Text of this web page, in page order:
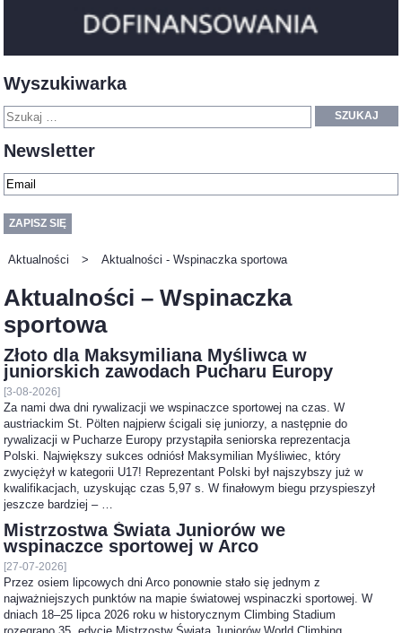
Wyszukiwarka
SZUKAJ
Newsletter
Aktualności > Aktualności - Wspinaczka sportowa
Aktualności – Wspinaczka
sportowa
Złoto dla Maksymiliana Myśliwca w
juniorskich zawodach Pucharu Europy
[3-08-2026]
Za nami dwa dni rywalizacji we wspinaczce sportowej na czas. W
austriackim St. Pölten najpierw ścigali się juniorzy, a następnie do
rywalizacji w Pucharze Europy przystąpiła seniorska reprezentacja
Polski. Największy sukces odniósł Maksymilian Myśliwiec, który
zwyciężył w kategorii U17! Reprezentant Polski był najszybszy już w
kwalifikacjach, uzyskując czas 5,97 s. W finałowym biegu przyspieszył
jeszcze bardziej – …
Mistrzostwa Świata Juniorów we
wspinaczce sportowej w Arco
[27-07-2026]
Przez osiem lipcowych dni Arco ponownie stało się jednym z
najważniejszych punktów na mapie światowej wspinaczki sportowej. W
dniach 18–25 lipca 2026 roku w historycznym Climbing Stadium